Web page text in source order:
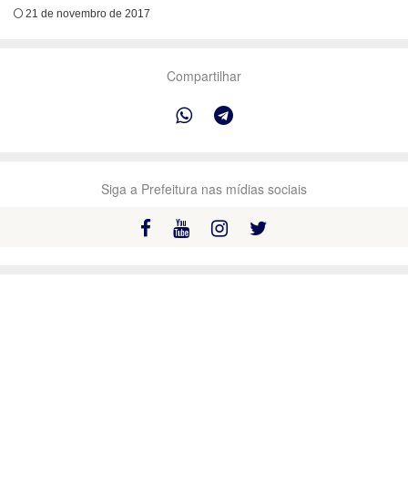
21 de novembro de 2017
Compartilhar
Siga a Prefeitura nas mídias sociais